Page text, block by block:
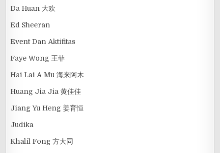
Da Huan 大欢
Ed Sheeran
Event Dan Aktifitas
Faye Wong 王菲
Hai Lai A Mu 海来阿木
Huang Jia Jia 黄佳佳
Jiang Yu Heng 姜育恒
Judika
Khalil Fong 方大同